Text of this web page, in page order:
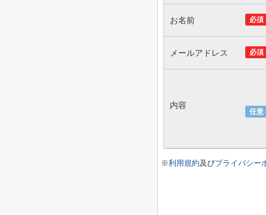
必須
お名前
必須
メールアドレス
任意
内容
※利用規約及びプライバシー